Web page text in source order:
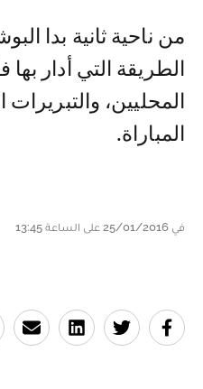
من ناحية ثانية بدا
الطريقة التي أدار بها
المحليين،
المباراة.
في 25/01/2016 على الساعة 13:45